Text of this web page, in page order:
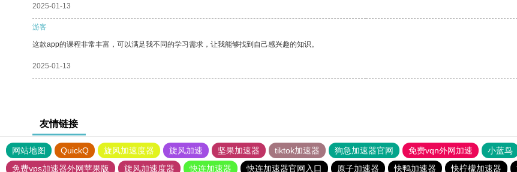
2025-01-13
游客
这款app的课程非常丰富，可以满足我不同的学习需求，让我能够找到自己感兴趣的知识。
2025-01-13
友情链接
网站地图 QuickQ 旋风加速度器 旋风加速 坚果加速器 tiktok加速器 狗急加速器官网 免费vqn外网加速 小蓝鸟
免费vps加速器外网苹果版
旋风加速度器 快连加速器 快连加速器官网入口 原子加速器 快鸭加速器 快柠檬加速器